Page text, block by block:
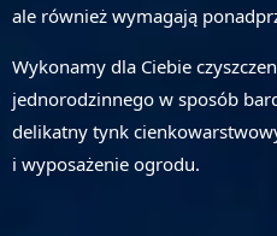
ale również wymagają
Wykonamy dla Ciebie
jednorodzinnego w sposób
delikatny tynk
i wyposażenie ogrodu.